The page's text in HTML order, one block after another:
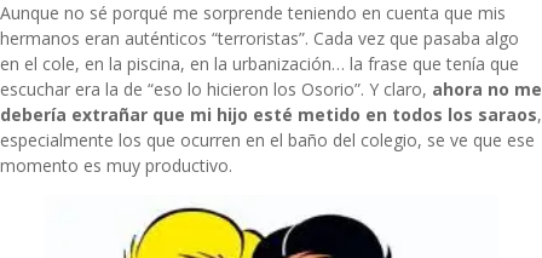
Aunque no sé porqué me sorprende teniendo en cuenta que mis
hermanos eran auténticos “terroristas”. Cada vez que pasaba algo
en el cole, en la piscina, en la urbanización… la frase que tenía que
escuchar era la de “eso lo hicieron los Osorio”. Y claro, ahora no me
debería extrañar que mi hijo esté metido en todos los saraos,
especialmente los que ocurren en el baño del colegio, se ve que ese
momento es muy productivo.